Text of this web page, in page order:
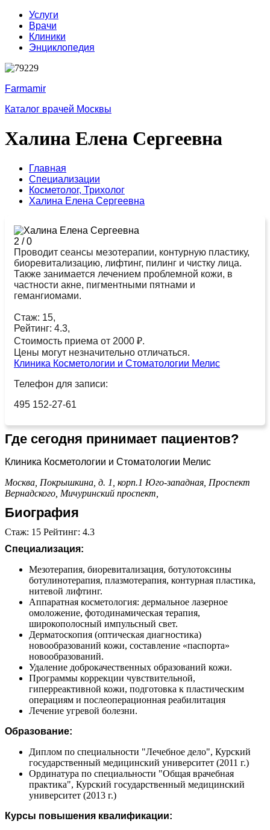
Услуги
Врачи
Клиники
Энциклопедия
Farmamir
Каталог врачей Москвы
Халина Елена Сергеевна
Главная
Специализации
Косметолог, Трихолог
Халина Елена Сергеевна
2 /0
Проводит сеансы мезотерапии, контурную пластику,
биоревитализацию, лифтинг, пилинг и чистку лица.
Также занимается лечением проблемной кожи, в
частности акне, пигментными пятнами и
гемангиомами.
Стаж: 15,
Рейтинг: 4.3,
Стоимость приема от 2000 ₽.
Цены могут незначительно отличаться.
Клиника Косметологии и Стоматологии Мелис
Телефон для записи:
495 152-27-61
Где сегодня принимает пациентов?
Клиника Косметологии и Стоматологии Мелис
Москва, Покрышкина, д. 1, корп.1 Юго-западная, Проспект
Вернадского, Мичуринский проспект,
Биография
Стаж: 15 Рейтинг: 4.3
Специализация:
Мезотерапия, биоревитализация, ботулотоксины
ботулинотерапия, плазмотерапия, контурная пластика,
нитевой лифтинг.
Аппаратная косметология: дермальное лазерное
омоложение, фотодинамическая терапия,
широкополосный импульсный свет.
Дерматоскопия (оптическая диагностика)
новообразований кожи, составление «паспорта»
новообразований.
Удаление доброкачественных образований кожи.
Программы коррекции чувствительной,
гиперреактивной кожи, подготовка к пластическим
операциям и послеоперационная реабилитация
Лечение угревой болезни.
Образование:
Диплом по специальности "Лечебное дело", Курский
государственный медицинский университет (2011 г.)
Ординатура по специальности "Общая врачебная
практика", Курский государственный медицинский
университет (2013 г.)
Курсы повышения квалификации: